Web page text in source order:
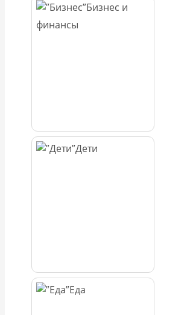
Бизнес и
финансы
Дети
Еда